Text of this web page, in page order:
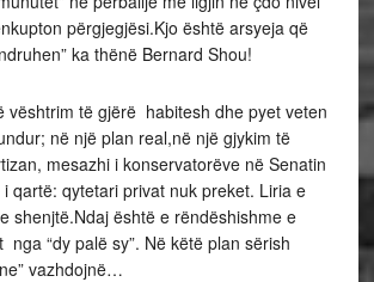
përgjegjësi.Kjo është arsyeja që
ka thënë Bernard Shou!
vështrim të gjërë habitesh dhe pyet veten
në një plan real,në një gjykim të
mesazhi i konservatorëve në Senatin
qartë: qytetari privat nuk preket. Liria e
shenjtë.Ndaj është e rëndëshishme e
nga “dy palë sy”. Në këtë plan sërish
vazhdojnë…